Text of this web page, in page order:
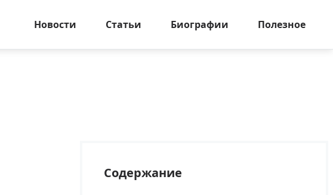
Новости Статьи Биографии Полезное
Содержание